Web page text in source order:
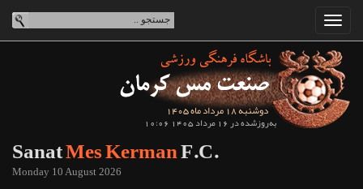
دوشنبه 18 مرداد ماه 1405
به‌روزشده در 16 مرداد 1405 10:06
SanatMes KermanF.C.
Monday 10 August 2026